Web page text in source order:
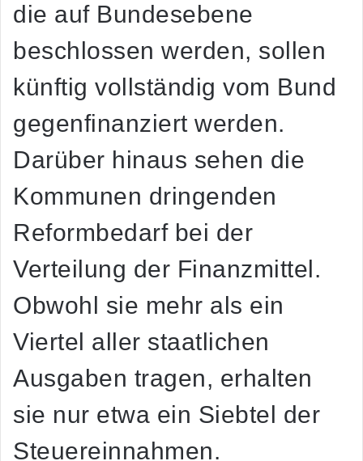
die auf Bundesebene
beschlossen werden, sollen
künftig vollständig vom Bund
gegenfinanziert werden.
Darüber hinaus sehen die
Kommunen dringenden
Reformbedarf bei der
Verteilung der Finanzmittel.
Obwohl sie mehr als ein
Viertel aller staatlichen
Ausgaben tragen, erhalten
sie nur etwa ein Siebtel der
Steuereinnahmen.